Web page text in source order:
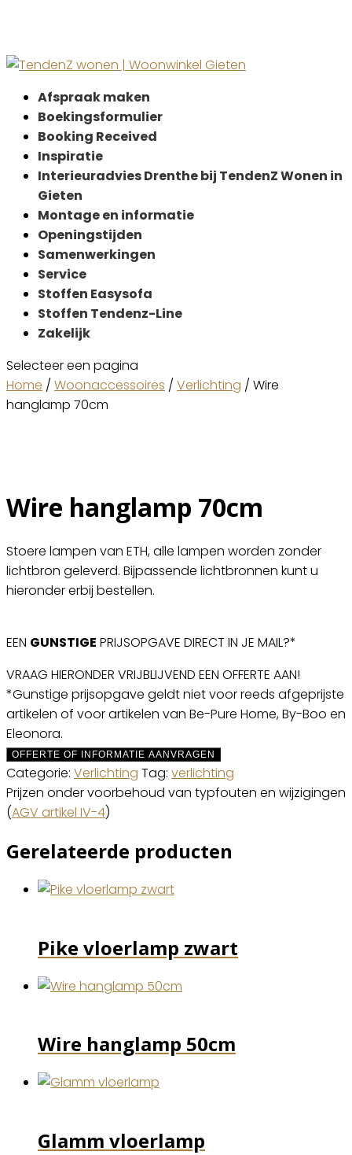
Afspraak maken
Boekingsformulier
Booking Received
Inspiratie
Interieuradvies Drenthe bij TendenZ Wonen in
Gieten
Montage en informatie
Openingstijden
Samenwerkingen
Service
Stoffen Easysofa
Stoffen Tendenz-Line
Zakelijk
Selecteer een pagina
Home / Woonaccessoires / Verlichting / Wire
hanglamp 70cm
Wire hanglamp 70cm
Stoere lampen van ETH, alle lampen worden zonder
lichtbron geleverd. Bijpassende lichtbronnen kunt u
hieronder erbij bestellen.
EEN GUNSTIGE PRIJSOPGAVE DIRECT IN JE MAIL?*
VRAAG HIERONDER VRIJBLIJVEND EEN OFFERTE AAN!
*Gunstige prijsopgave geldt niet voor reeds afgeprijste
artikelen of voor artikelen van Be-Pure Home, By-Boo en
Eleonora.
OFFERTE OF INFORMATIE AANVRAGEN
Categorie: Verlichting Tag: verlichting
Prijzen onder voorbehoud van typfouten en wijzigingen
(AGV artikel IV-4)
Gerelateerde producten
Pike vloerlamp zwart
Wire hanglamp 50cm
Glamm vloerlamp